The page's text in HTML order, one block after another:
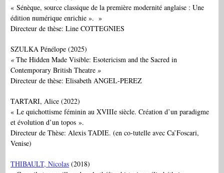
« Sénèque, source classique de la première modernité anglaise : Une
édition numérique enrichie ». »
Directeur de thèse: Line COTTEGNIES
SZULKA Pénélope (2025)
«The Hidden Made Visible: Esotericism and the Sacred in
Contemporary British Theatre»
Directeur de thèse: Elisabeth ANGEL-PEREZ
TARTARI, Alice (2022)
« Le quichottisme féminin au XVIIIe siècle. Création d’un paradigme
et évolution d’un topos ».
Directeur de Thèse: Alexis TADIE. (en co-tutelle avec Ca’Foscari,
Venise)
THIBAULT, Nicolas (2018)